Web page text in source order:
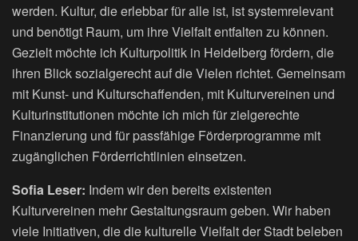
werden. Kultur, die erlebbar für alle ist, ist systemrelevant
und benötigt Raum, um ihre Vielfalt entfalten zu können.
Gezielt möchte ich Kulturpolitik in Heidelberg fördern, die
ihren Blick sozialgerecht auf die Vielen richtet. Gemeinsam
mit Kunst- und Kulturschaffenden, mit Kulturvereinen und
Kulturinstitutionen möchte ich mich für zielgerechte
Finanzierung und für passfähige Förderprogramme mit
zugänglichen Förderrichtlinien einsetzen.
Sofia Leser: Indem wir den bereits existenten
Kulturvereinen mehr Gestaltungsraum geben. Wir haben
viele Initiativen, die die kulturelle Vielfalt der Stadt beleben